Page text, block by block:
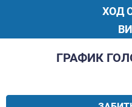
ХОД
ГРАФИК